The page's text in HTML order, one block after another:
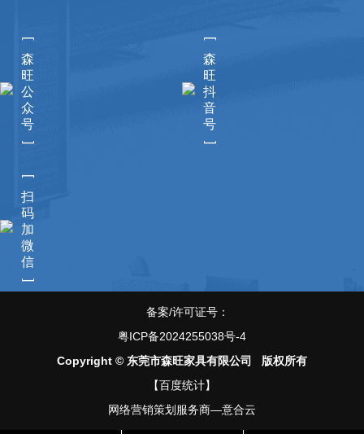
[
森
旺
公
众
号
]
[
森
旺
抖
音
号
]
[
扫
码
加
微
信
]
备案/许可证号：
粤ICP备2024255038号-4
Copyright © 东莞市森旺家具有限公司 版权所有
【百度统计】
网络营销策划服务商—意合云